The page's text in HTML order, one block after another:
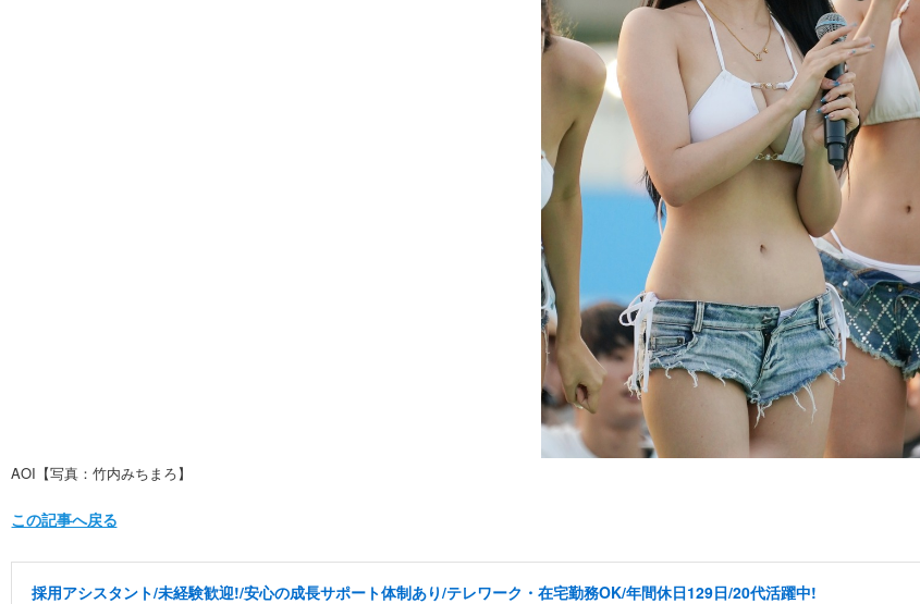
AOI【写真：竹内みちまろ】
この記事へ戻る
採用アシスタント/未経験歓迎!/安心の成長サポート体制あり/テレワーク・在宅勤務OK/年間休日129日/20代活躍中!